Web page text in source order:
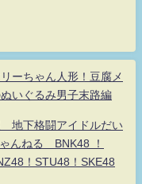
ーちゃん人形！豆腐メ
いぐるみ男子末路編
地下格闘アイドルだい
んねる BNK48 ！
！STU48！SKE48